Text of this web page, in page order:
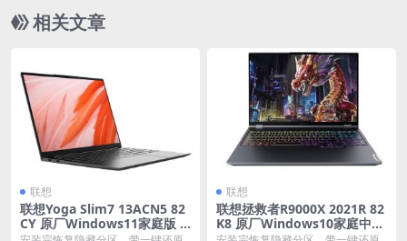
相关文章
联想
联想Yoga Slim7 13ACN5 82
CY 原厂Windows11家庭版 o
em系统镜像下载
联想
联想拯救者R9000X 2021R 82
K8 原厂Windows10家庭中文
版恢复镜像 原厂oem系统